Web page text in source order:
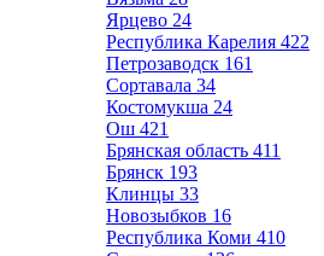
Ярцево 24
Республика Карелия 422
Петрозаводск 161
Сортавала 34
Костомукша 24
Ош 421
Брянская область 411
Брянск 193
Клинцы 33
Новозыбков 16
Республика Коми 410